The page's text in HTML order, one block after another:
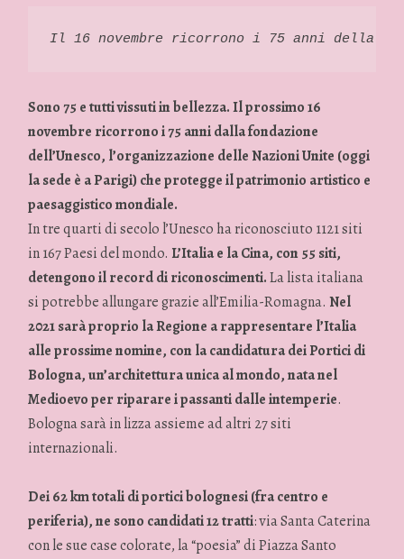
Il 16 novembre ricorrono i 75 anni della
Sono 75 e tutti vissuti in bellezza. Il prossimo 16
novembre ricorrono i 75 anni dalla fondazione
dell’Unesco, l’organizzazione delle Nazioni Unite (oggi
la sede è a Parigi) che protegge il patrimonio artistico e
paesaggistico mondiale.
In tre quarti di secolo l’Unesco ha riconosciuto 1121 siti
in 167 Paesi del mondo. L’Italia e la Cina, con 55 siti,
detengono il record di riconoscimenti.La lista italiana
si potrebbe allungare grazie all’Emilia-Romagna.Nel
2021 sarà proprio la Regione a rappresentare l’Italia
alle prossime nomine, con la candidatura dei Portici di
Bologna, un’architettura unica al mondo, nata nel
Medioevo per riparare i passanti dalle intemperie.
Bologna sarà in lizza assieme ad altri 27 siti
internazionali.
Dei 62 km totali di portici bolognesi (fra centro e
periferia), ne sono candidati 12 tratti: via Santa Caterina
con le sue case colorate, la “poesia” di Piazza Santo